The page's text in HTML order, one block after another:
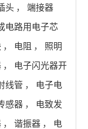
头 ，
端接器
电路用电子芯
， 电阻 ，
照明
，
电子闪光器开
线管 ，
电子电
感器 ，
电致发
， 谐振器 ，
电